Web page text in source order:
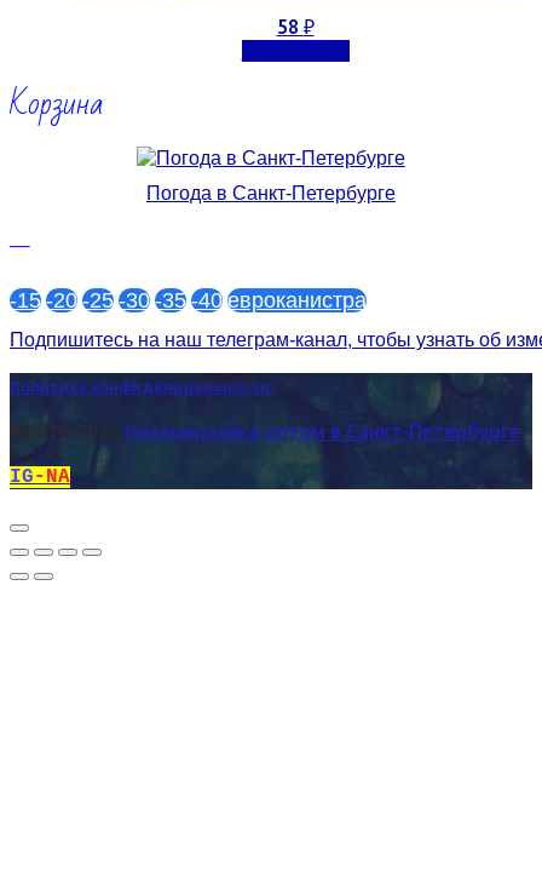
58 ₽
Корзина
Погода в Санкт-Петербурге
—
-15 -20 -25 -30 -35 -40 евроканистра
Подпишитесь на наш телеграм-канал, чтобы узнать об
Политика конфиденциальности.
©2016-2025 Незамерзайка оптом в Санкт-Петербурге
IG-NA